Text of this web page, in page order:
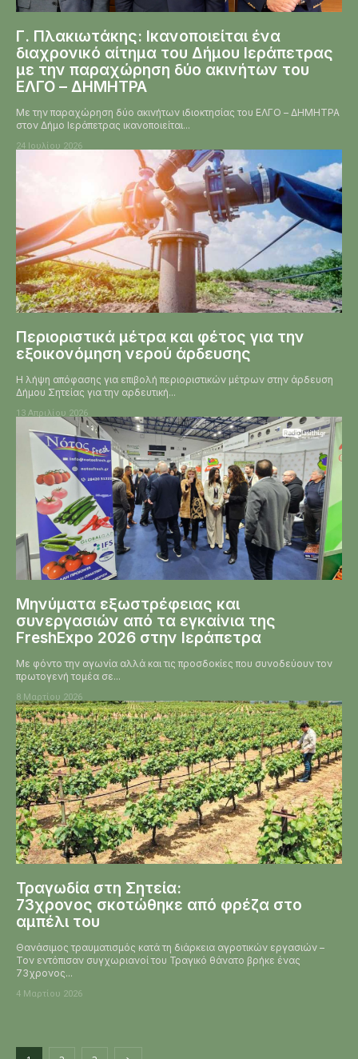
Γ. Πλακιωτάκης: Ικανοποιείται ένα
διαχρονικό αίτημα του Δήμου Ιεράπετρας
με την παραχώρηση δύο ακινήτων του
ΕΛΓΟ – ΔΗΜΗΤΡΑ
Με την παραχώρηση δύο ακινήτων ιδιοκτησίας του ΕΛΓΟ – ΔΗΜΗΤΡΑ
στον Δήμο Ιεράπετρας ικανοποιείται...
24 Ιουλίου 2026
Περιοριστικά μέτρα και φέτος για την
εξοικονόμηση νερού άρδευσης
Η λήψη απόφασης για επιβολή περιοριστικών μέτρων στην άρδευση
Δήμου Σητείας για την αρδευτική...
13 Απριλίου 2026
Μηνύματα εξωστρέφειας και
συνεργασιών από τα εγκαίνια της
FreshExpo 2026 στην Ιεράπετρα
Με φόντο την αγωνία αλλά και τις προσδοκίες που συνοδεύουν τον
πρωτογενή τομέα σε...
8 Μαρτίου 2026
Τραγωδία στη Σητεία:
73χρονος σκοτώθηκε από φρέζα στο
αμπέλι του
Θανάσιμος τραυματισμός κατά τη διάρκεια αγροτικών εργασιών –
Τον εντόπισαν συγχωριανοί του Τραγικό θάνατο βρήκε ένας
73χρονος...
4 Μαρτίου 2026